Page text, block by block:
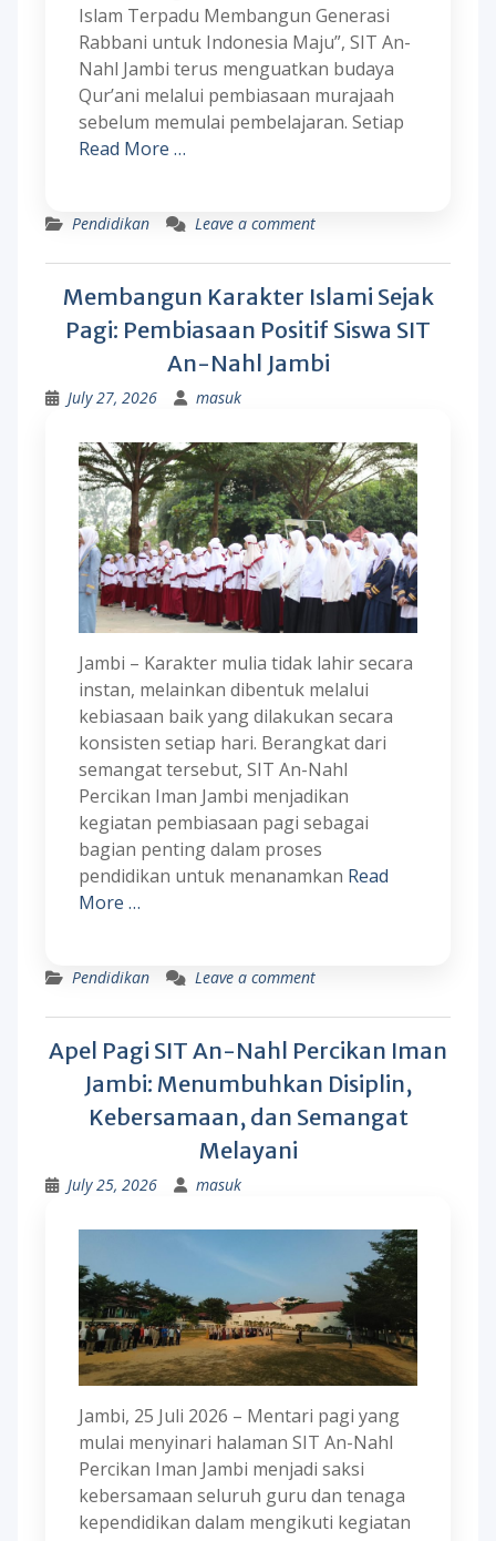
Islam Terpadu Membangun Generasi
Rabbani untuk Indonesia Maju”, SIT An-
Nahl Jambi terus menguatkan budaya
Qur’ani melalui pembiasaan murajaah
sebelum memulai pembelajaran. Setiap
Read More …
Pendidikan Leave a comment
Membangun Karakter Islami Sejak
Pagi: Pembiasaan Positif Siswa SIT
An-Nahl Jambi
July 27, 2026 masuk
Jambi – Karakter mulia tidak lahir secara
instan, melainkan dibentuk melalui
kebiasaan baik yang dilakukan secara
konsisten setiap hari. Berangkat dari
semangat tersebut, SIT An-Nahl
Percikan Iman Jambi menjadikan
kegiatan pembiasaan pagi sebagai
bagian penting dalam proses
pendidikan untuk menanamkan Read
More …
Pendidikan Leave a comment
Apel Pagi SIT An-Nahl Percikan Iman
Jambi: Menumbuhkan Disiplin,
Kebersamaan, dan Semangat
Melayani
July 25, 2026 masuk
Jambi, 25 Juli 2026 – Mentari pagi yang
mulai menyinari halaman SIT An-Nahl
Percikan Iman Jambi menjadi saksi
kebersamaan seluruh guru dan tenaga
kependidikan dalam mengikuti kegiatan